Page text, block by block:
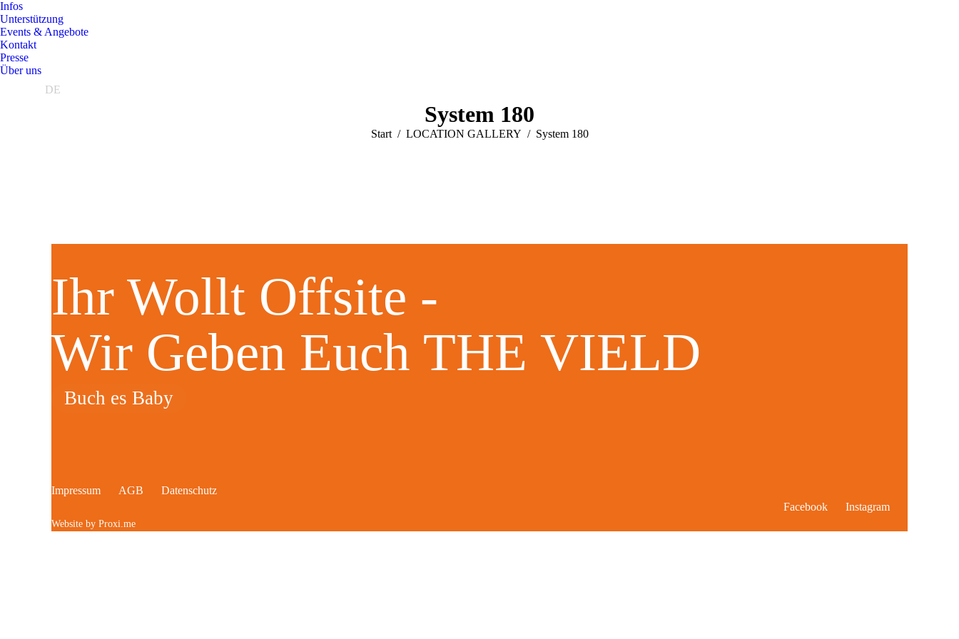
Infos
Unterstützung
Events & Angebote
Kontakt
Presse
Über uns
DE
System 180
Sie befinden sich hier:
Start LOCATION GALLERY System 180
Ihr Wollt Offsite -
Wir Geben Euch THE VIELD
Buch es Baby
Impressum AGB
Datenschutz
Facebook
Instagram
Website by Proxi.me